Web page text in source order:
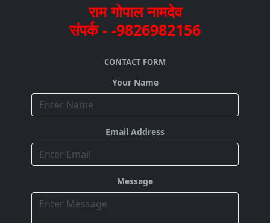
राम गोपाल नामदेव
संपर्क - -9826982156
CONTACT FORM
Your Name
Email Address
Message